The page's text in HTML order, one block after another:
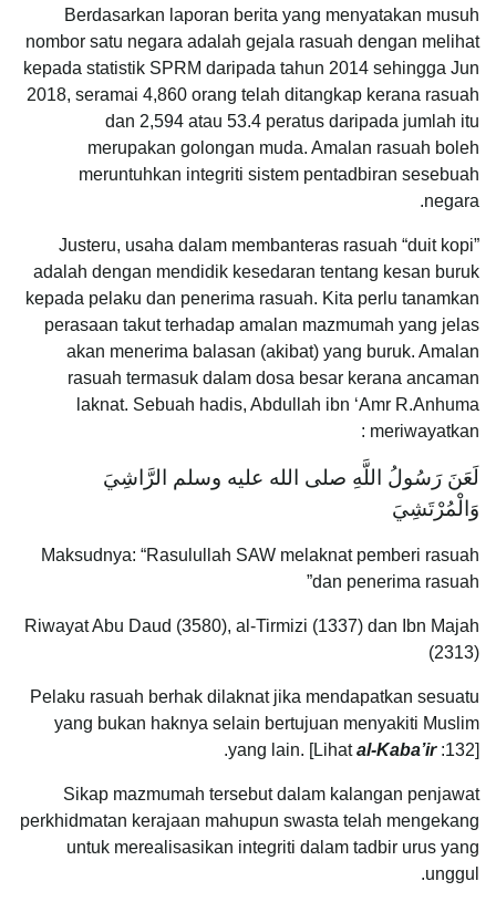
Berdasarkan laporan berita yang menyatakan musuh
nombor satu negara adalah gejala rasuah dengan melihat
kepada statistik SPRM daripada tahun 2014 sehingga Jun
2018, seramai 4,860 orang telah ditangkap kerana rasuah
dan 2,594 atau 53.4 peratus daripada jumlah itu
merupakan golongan muda. Amalan rasuah boleh
meruntuhkan integriti sistem pentadbiran sesebuah
negara.
Justeru, usaha dalam membanteras rasuah “duit kopi”
adalah dengan mendidik kesedaran tentang kesan buruk
kepada pelaku dan penerima rasuah. Kita perlu tanamkan
perasaan takut terhadap amalan mazmumah yang jelas
akan menerima balasan (akibat) yang buruk. Amalan
rasuah termasuk dalam dosa besar kerana ancaman
laknat. Sebuah hadis, Abdullah ibn ‘Amr R.Anhuma
meriwayatkan :
لَعَنَ رَسُولُ اللَّهِ صلى الله عليه وسلم الرَّاشِيَ
وَالْمُرْتَشِيَ
Maksudnya: “Rasulullah SAW melaknat pemberi rasuah
dan penerima rasuah”
Riwayat Abu Daud (3580), al-Tirmizi (1337) dan Ibn Majah
(2313)
Pelaku rasuah berhak dilaknat jika mendapatkan sesuatu
yang bukan haknya selain bertujuan menyakiti Muslim
yang lain. [Lihatal-Kaba’ir:132].
Sikap mazmumah tersebut dalam kalangan penjawat
perkhidmatan kerajaan mahupun swasta telah mengekang
untuk merealisasikan integriti dalam tadbir urus yang
unggul.